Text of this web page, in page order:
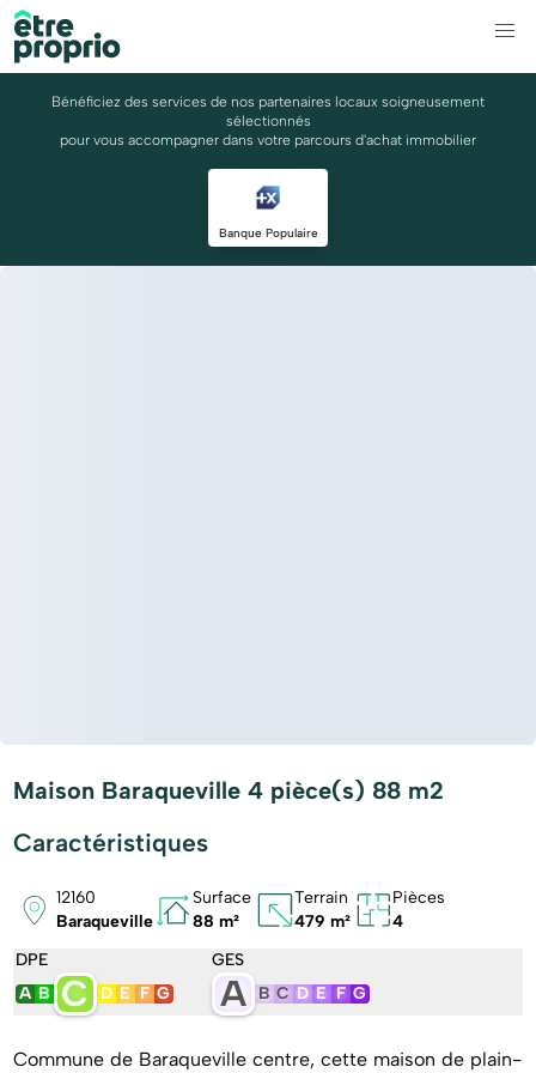
Bénéficiez des services de nos partenaires locaux soigneusement
sélectionnés
pour vous accompagner dans votre parcours d'achat immobilier
Banque Populaire
Maison Baraqueville 4 pièce(s) 88 m2
Caractéristiques
12160
Baraqueville
Surface
88 m²
Terrain
479 m²
Pièces
4
DPE
A B C D E F G
GES
A B C D E F G
Commune de Baraqueville centre, cette maison de plain-